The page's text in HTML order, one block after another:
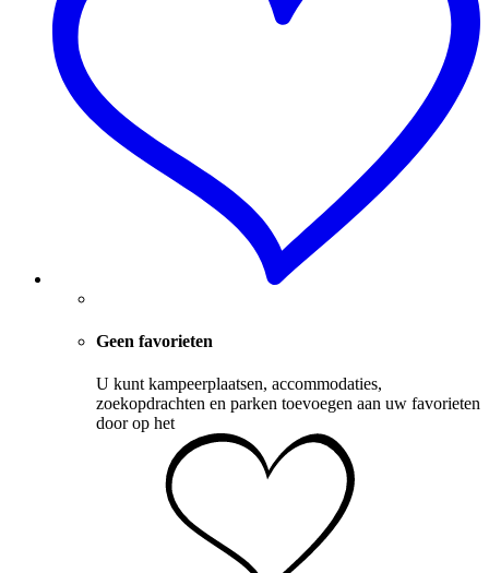
Geen favorieten
U kunt kampeerplaatsen, accommodaties,
zoekopdrachten en parken toevoegen aan uw favorieten
door op het